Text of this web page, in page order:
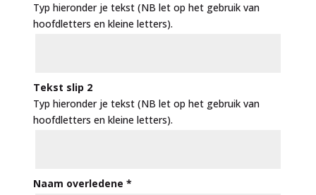
Typ hieronder je tekst (NB let op het gebruik van
hoofdletters en kleine letters).
Tekst slip 2
Typ hieronder je tekst (NB let op het gebruik van
hoofdletters en kleine letters).
Naam overledene *